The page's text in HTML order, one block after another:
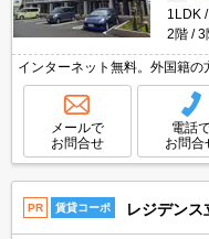
1LDK
2階
3
インターネット無料。外国籍の
乾燥式。洗面化粧台付き。温
ーゼット付。システムキッチン
メールで
お問合せ
電話
お問合
PR 賃貸コーポ レジデンス